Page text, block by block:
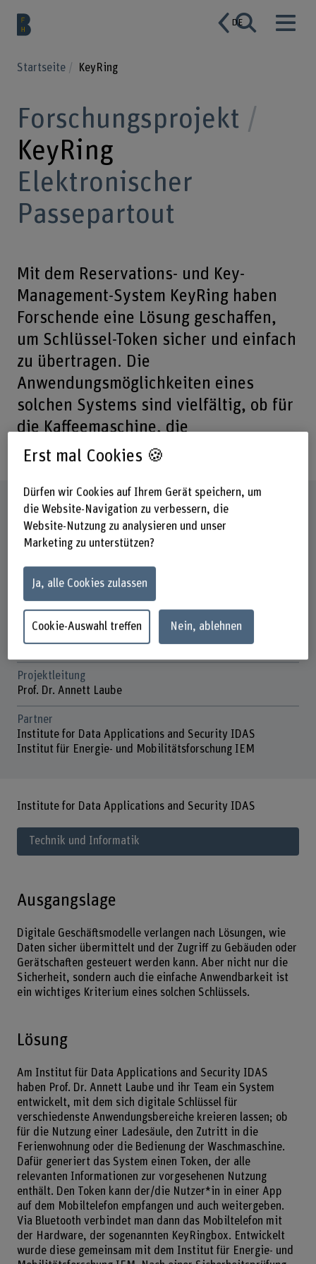
DE
Startseite KeyRing
Forschungsprojekt
KeyRing
Elektronischer
Passepartout
Mit dem Reservations- und Key-
Management-System KeyRing haben
Forschende eine Lösung geschaffen,
um Schlüssel-Token sicher und einfach
zu übertragen. Die
Anwendungsmöglichkeiten eines
solchen Systems sind vielfältig, ob für
die Kaffeemaschine, die
Ferienwohnung oder die Ladesäule.
Steckbrief
Institut(e)
Forschungseinheit(en)
Digital Society
Laufzeit (geplant)
01.09.2018 - 31.12.2021
Projektleitung
Prof. Dr. Annett Laube
Partner
Institute for Data Applications and Security IDAS
Institut für Energie- und Mobilitätsforschung IEM
Institute for Data Applications and Security IDAS
Technik und Informatik
Ausgangslage
Digitale Geschäftsmodelle verlangen nach Lösungen, wie
Daten sicher übermittelt und der Zugriff zu Gebäuden oder
Gerätschaften gesteuert werden kann. Aber nicht nur die
Sicherheit, sondern auch die einfache Anwendbarkeit ist
ein wichtiges Kriterium eines solchen Schlüssels.
Lösung
Am Institut für Data Applications and Security IDAS
haben Prof. Dr. Annett Laube und ihr Team ein System
entwickelt, mit dem sich digitale Schlüssel für
verschiedenste Anwendungsbereiche kreieren lassen; ob
für die Nutzung einer Ladesäule, den Zutritt in die
Ferienwohnung oder die Bedienung der Waschmaschine.
Dafür generiert das System einen Token, der alle
relevanten Informationen zur vorgesehenen Nutzung
enthält. Den Token kann der/die Nutzer*in in einer App
auf dem Mobiltelefon empfangen und auch weitergeben.
Via Bluetooth verbindet man dann das Mobiltelefon mit
der Hardware, der sogenannten KeyRingbox. Entwickelt
wurde diese gemeinsam mit dem Institut für Energie- und
Erst mal Cookies 🍪
Dürfen wir Cookies auf Ihrem Gerät speichern, um
die Website-Navigation zu verbessern, die
Website-Nutzung zu analysieren und unser
Marketing zu unterstützen?
Ja, alle Cookies zulassen
Cookie-Auswahl treffen Nein, ablehnen